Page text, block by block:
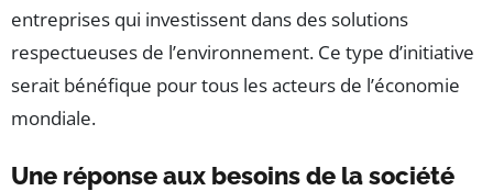
entreprises qui investissent dans des solutions
respectueuses de l’environnement. Ce type d’initiative
serait bénéfique pour tous les acteurs de l’économie
mondiale.
Une réponse aux besoins de la société